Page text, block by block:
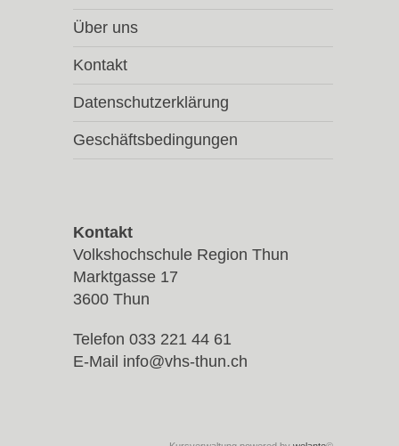
Über uns
Kontakt
Datenschutzerklärung
Geschäftsbedingungen
Kontakt
Volkshochschule Region Thun
Marktgasse 17
3600 Thun
Telefon 033 221 44 61
E-Mail info@vhs-thun.ch